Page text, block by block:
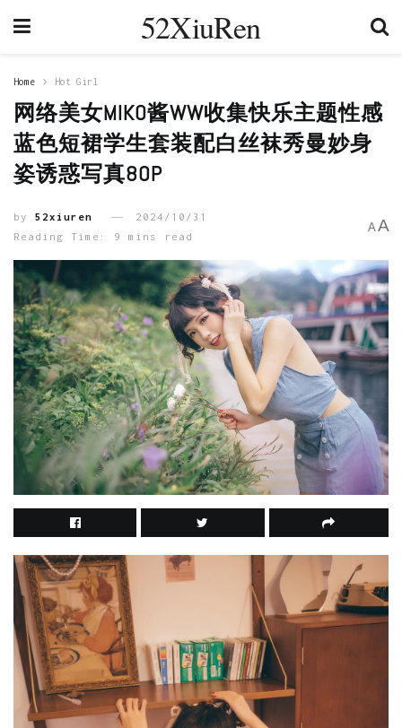
52XiuRen
Home Hot Girl
网络美女MIKO酱WW收集快乐主题性感
蓝色短裙学生套装配白丝袜秀曼妙身
姿诱惑写真80P
by 52xiuren
2024/10/31
Reading Time: 9 mins read
A A